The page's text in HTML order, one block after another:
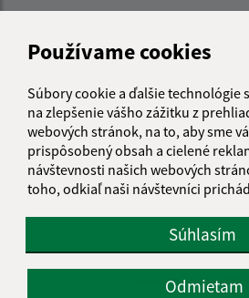
Používame cookies
Súbory cookie a ďalšie technológie
na zlepšenie vášho zážitku z
webových stránok, na to, aby sme
prispôsobený obsah a cielené
návštevnosti našich webových
toho, odkiaľ naši návštevníci
Súhlasím
Odmietam
Informácie o